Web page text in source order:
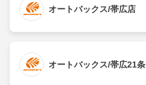
オートバックス/帯広店
オートバックス/帯広21条